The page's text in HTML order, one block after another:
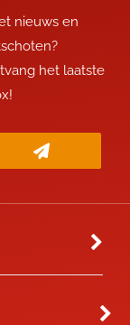
nieuws en
het laatste